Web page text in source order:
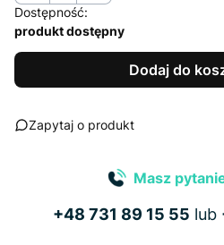
Dostępność:
produkt dostępny
Dodaj do
Zapytaj o produkt
Masz
+48 731 89 15 55 lub